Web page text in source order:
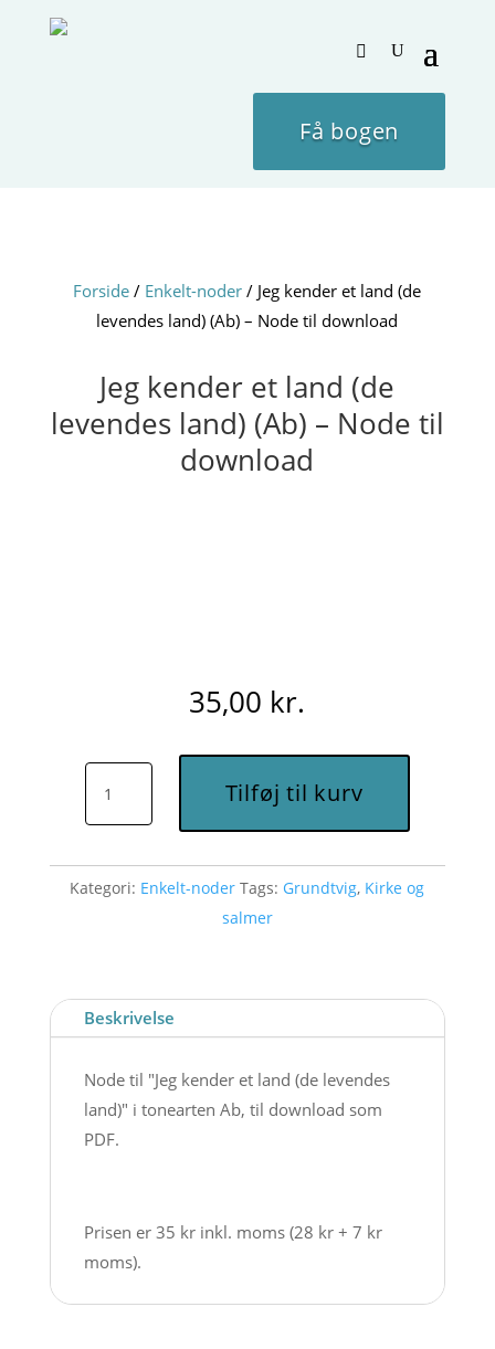
Få bogen
Forside / Enkelt-noder / Jeg kender et land (de
levendes land) (Ab) – Node til download
Jeg kender et land (de
levendes land) (Ab) – Node til
download
35,00 kr.
kender
land
(de
-
Node
til
download
antal
Tilføj til kurv
Kategori: Enkelt-noder Tags: Grundtvig, Kirke og
salmer
Beskrivelse
Node til "Jeg kender et land (de levendes
land)" i tonearten Ab, til download som
PDF.
Prisen er 35 kr inkl. moms (28 kr + 7 kr
moms).